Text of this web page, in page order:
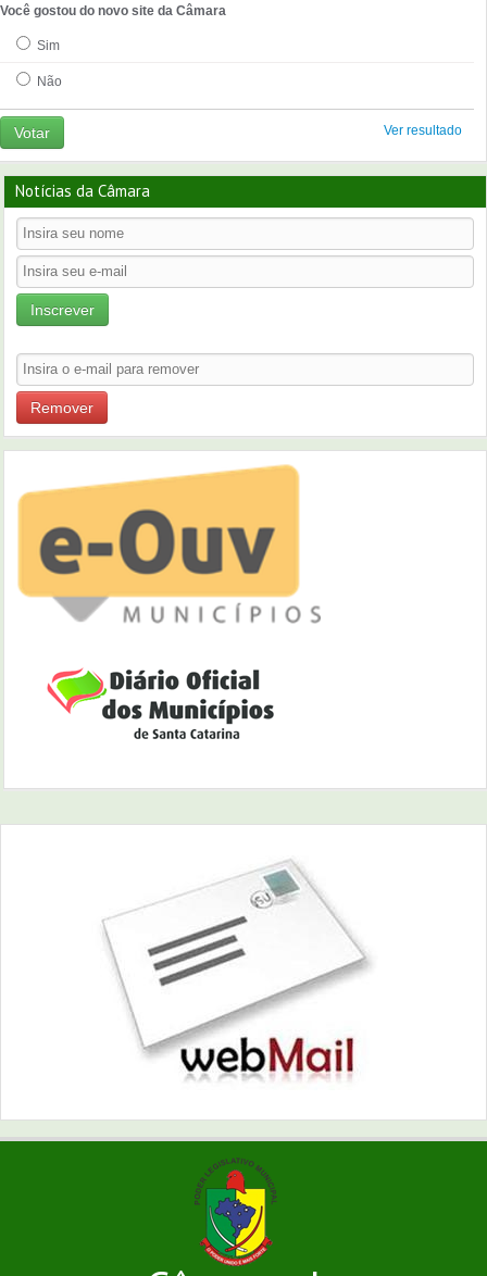
Você gostou do novo site da Câmara
Sim
Não
Votar Ver resultado
Notícias da Câmara
Inscrever
Remover